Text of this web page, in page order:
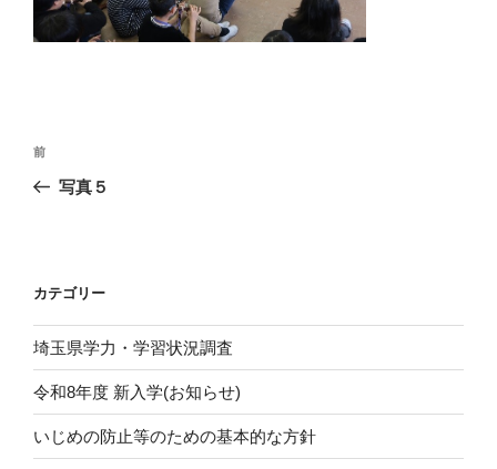
投
ー
シ
ョ
ン
前
の
前
写真５
カテゴリー
埼玉県学力・学習状況調査
令和8年度 新入学(お知らせ)
いじめの防止等のための基本的な方針